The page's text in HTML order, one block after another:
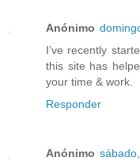
Anónimo
I’ve recently
this site has
your time & work.
Responder
Anónimo